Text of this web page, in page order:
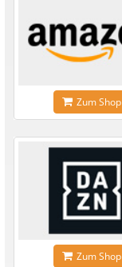
Zum Shop
Zum Shop